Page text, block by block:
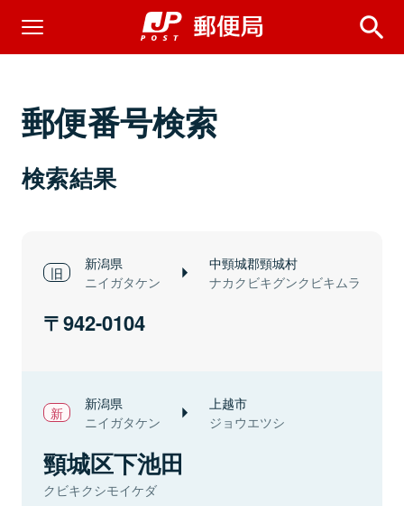
郵便番号検索
検索結果
新潟県
ニイガタケン
中頸城郡頸城村
ナカクビキグンクビキムラ
942-0104
新潟県
ニイガタケン
上越市
ジョウエツシ
頸城区下池田
クビキクシモイケダ